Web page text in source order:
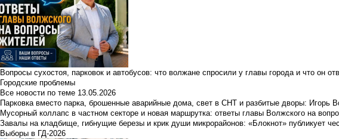
Вопросы сухостоя, парковок и автобусов: что волжане спросили у главы города и что он
Городские проблемы
Все новости по теме 13.05.2026
Парковка вместо парка, брошенные аварийные дома, свет в СНТ и разбитые дворы: Игорь
Мусорный коллапс в частном секторе и новая маршрутка: ответы главы Волжского на
Завалы на кладбище, гибнущие березы и крик души микрорайонов: «Блокнот» публикует
Выборы в ГД-2026